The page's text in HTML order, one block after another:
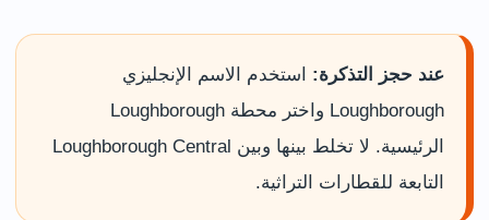
عند حجز التذكرة: استخدم الاسم الإنجليزي
Loughborough واختر محطة Loughborough
الرئيسية. لا تخلط بينها وبين Loughborough Central
التابعة للقطارات التراثية.